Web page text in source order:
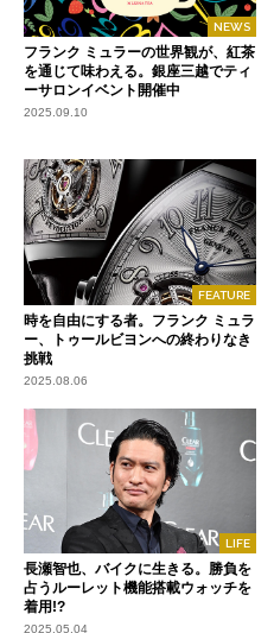
NEWS
フランク ミュラーの世界観が、紅茶
を通じて味わえる。銀座三越でティ
ーサロンイベント開催中
2025.09.10
FEATURE
時を自由にする者。フランク ミュラ
ー、トゥールビヨンへの終わりなき
挑戦
2025.08.06
LIFE
長瀬智也、バイクに生きる。勝負を
占うルーレット機能搭載ウォッチを
着用!?
2025.05.04